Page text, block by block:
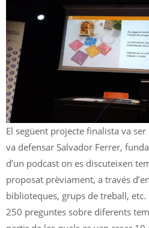
El següent projecte finalista va ser
va defensar Salvador Ferrer,
d’un podcast on es discuteixen
proposat prèviament, a través
biblioteques, grups de treball,
250 preguntes sobre diferents